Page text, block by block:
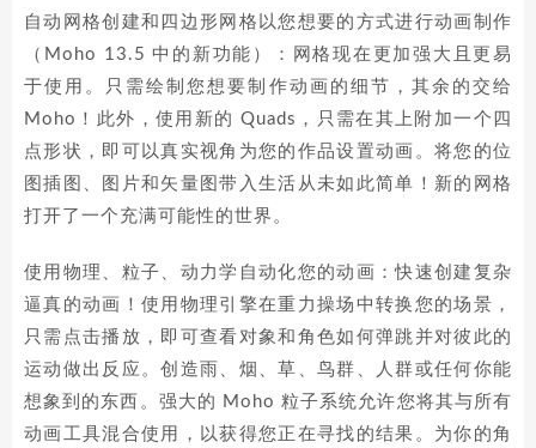
自动网格创建和四边形网格以您想要的方式进行动画制作
（Moho 13.5 中的新功能）：网格现在更加强大且更易
于使用。只需绘制您想要制作动画的细节，其余的交给
Moho！此外，使用新的 Quads，只需在其上附加一个四
点形状，即可以真实视角为您的作品设置动画。将您的位
图插图、图片和矢量图带入生活从未如此简单！新的网格
打开了一个充满可能性的世界。
使用物理、粒子、动力学自动化您的动画：快速创建复杂
逼真的动画！使用物理引擎在重力操场中转换您的场景，
只需点击播放，即可查看对象和角色如何弹跳并对彼此的
运动做出反应。创造雨、烟、草、鸟群、人群或任何你能
想象到的东西。强大的 Moho 粒子系统允许您将其与所有
动画工具混合使用，以获得您正在寻找的结果。为你的角